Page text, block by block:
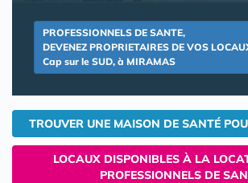
PROFESSIONNELS DE SANTE,
DEVENEZ PROPRIETAIRES DE VOS
Cap sur le SUD, à MIRAMAS
TROUVER UNE MAISON DE SANTÉ
LOCAUX DISPONIBLES À LA
PROFESSIONNELS DE